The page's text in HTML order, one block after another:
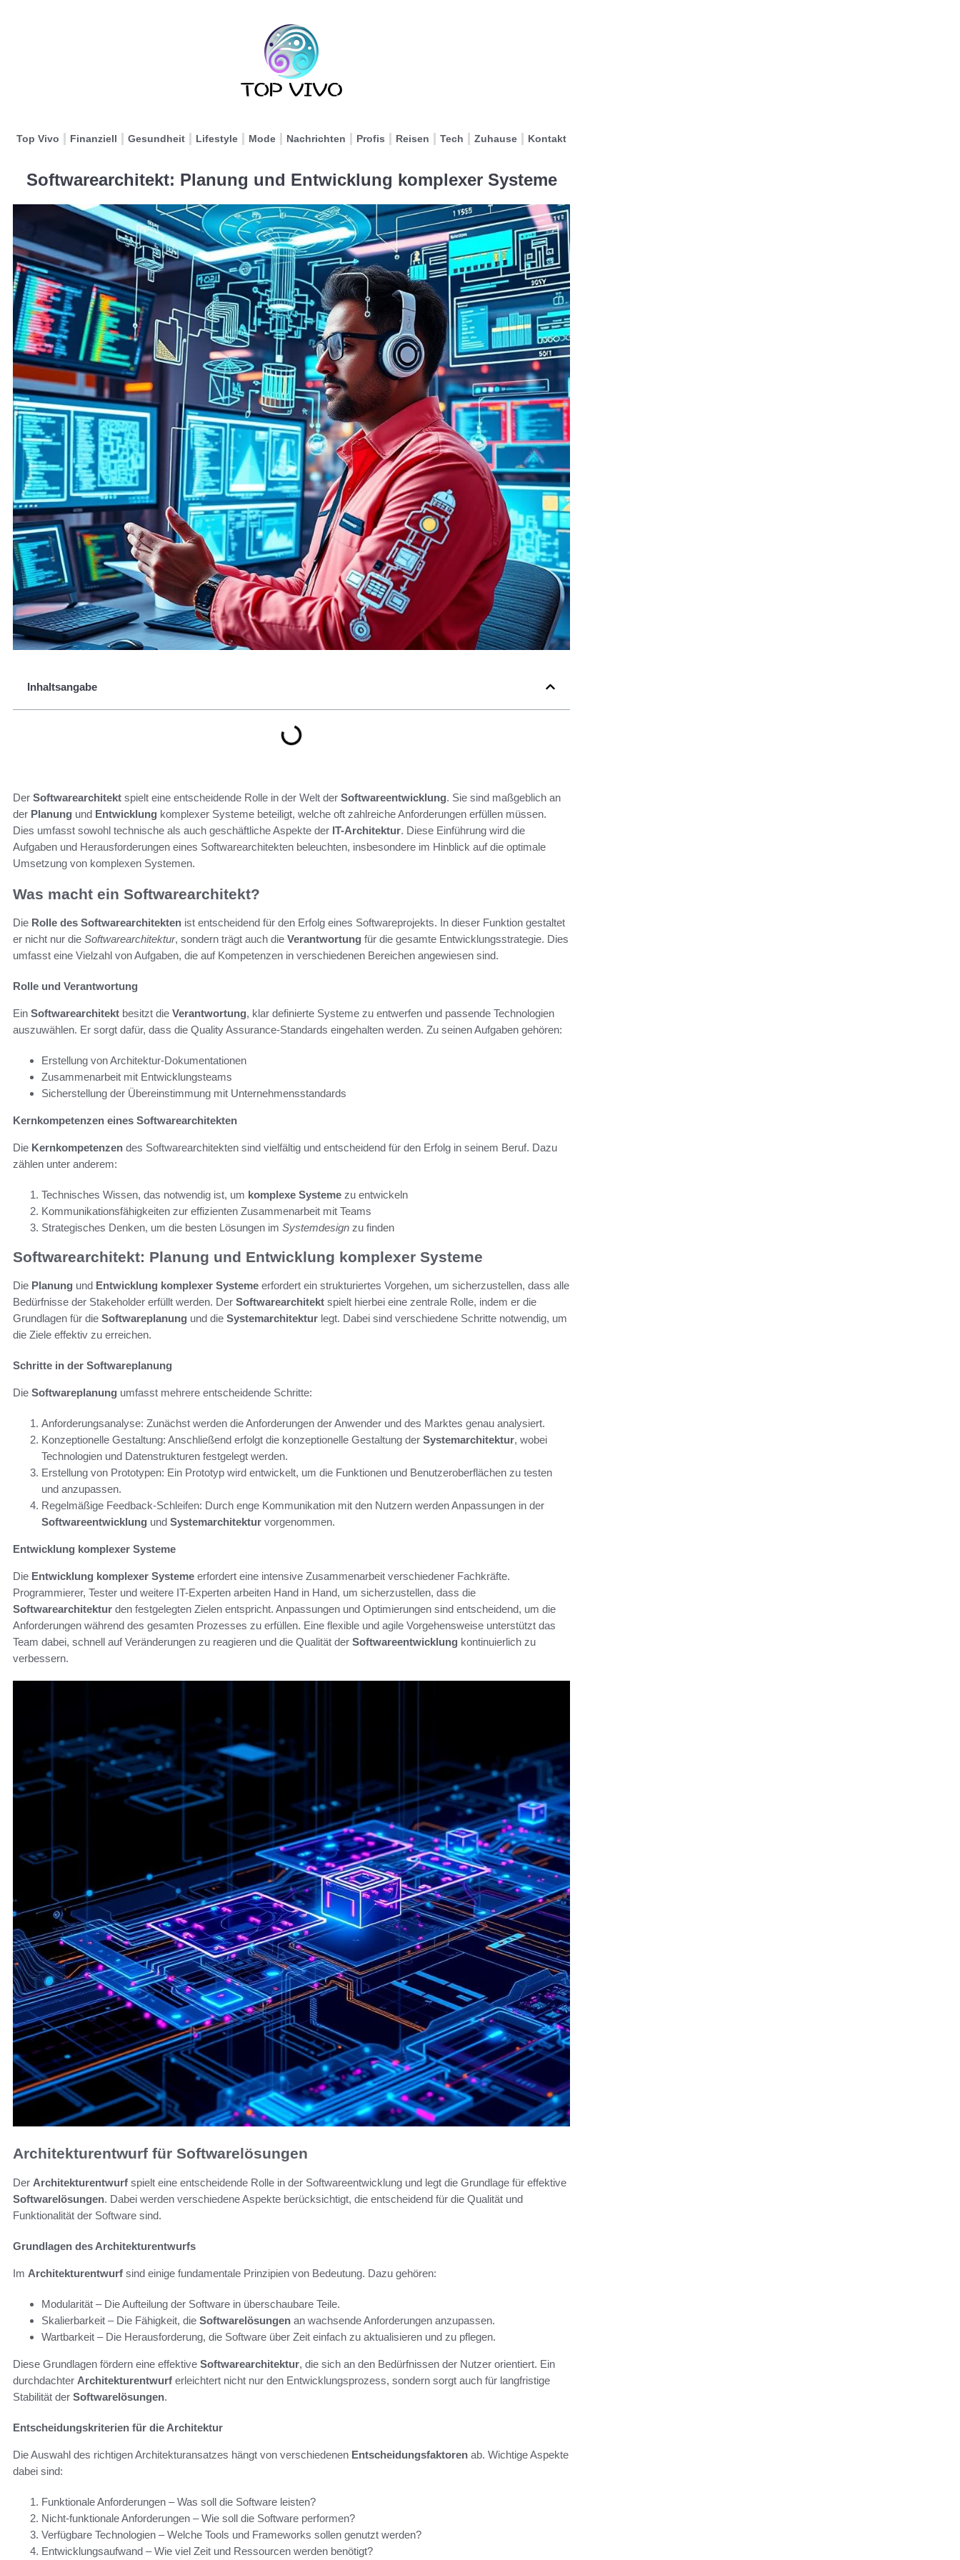
Top Vivo Finanziell Gesundheit Lifestyle Mode Nachrichten Profis Reisen Tech Zuhause Kontakt
Softwarearchitekt: Planung und Entwicklung komplexer Systeme
Inhaltsangabe
Der Softwarearchitekt spielt eine entscheidende Rolle in der Welt der Softwareentwicklung. Sie sind maßgeblich an
der Planung und Entwicklung komplexer Systeme beteiligt, welche oft zahlreiche Anforderungen erfüllen müssen.
Dies umfasst sowohl technische als auch geschäftliche Aspekte der IT-Architektur. Diese Einführung wird die
Aufgaben und Herausforderungen eines Softwarearchitekten beleuchten, insbesondere im Hinblick auf die optimale
Umsetzung von komplexen Systemen.
Was macht ein Softwarearchitekt?
Die Rolle des Softwarearchitekten ist entscheidend für den Erfolg eines Softwareprojekts. In dieser Funktion gestaltet
er nicht nur die Softwarearchitektur, sondern trägt auch die Verantwortung für die gesamte Entwicklungsstrategie. Dies
umfasst eine Vielzahl von Aufgaben, die auf Kompetenzen in verschiedenen Bereichen angewiesen sind.
Rolle und Verantwortung
Ein Softwarearchitekt besitzt die Verantwortung, klar definierte Systeme zu entwerfen und passende Technologien
auszuwählen. Er sorgt dafür, dass die Quality Assurance-Standards eingehalten werden. Zu seinen Aufgaben gehören:
Erstellung von Architektur-Dokumentationen
Zusammenarbeit mit Entwicklungsteams
Sicherstellung der Übereinstimmung mit Unternehmensstandards
Kernkompetenzen eines Softwarearchitekten
Die Kernkompetenzen des Softwarearchitekten sind vielfältig und entscheidend für den Erfolg in seinem Beruf. Dazu
zählen unter anderem:
Technisches Wissen, das notwendig ist, um komplexe Systeme zu entwickeln
Kommunikationsfähigkeiten zur effizienten Zusammenarbeit mit Teams
Strategisches Denken, um die besten Lösungen im Systemdesign zu finden
Softwarearchitekt: Planung und Entwicklung komplexer Systeme
Die Planung und Entwicklung komplexer Systeme erfordert ein strukturiertes Vorgehen, um sicherzustellen, dass alle
Bedürfnisse der Stakeholder erfüllt werden. Der Softwarearchitekt spielt hierbei eine zentrale Rolle, indem er die
Grundlagen für die Softwareplanung und die Systemarchitektur legt. Dabei sind verschiedene Schritte notwendig, um
die Ziele effektiv zu erreichen.
Schritte in der Softwareplanung
Die Softwareplanung umfasst mehrere entscheidende Schritte:
Anforderungsanalyse: Zunächst werden die Anforderungen der Anwender und des Marktes genau analysiert.
Konzeptionelle Gestaltung: Anschließend erfolgt die konzeptionelle Gestaltung der Systemarchitektur, wobei
Technologien und Datenstrukturen festgelegt werden.
Erstellung von Prototypen: Ein Prototyp wird entwickelt, um die Funktionen und Benutzeroberflächen zu testen
und anzupassen.
Regelmäßige Feedback-Schleifen: Durch enge Kommunikation mit den Nutzern werden Anpassungen in der
Softwareentwicklung und Systemarchitektur vorgenommen.
Entwicklung komplexer Systeme
Die Entwicklung komplexer Systeme erfordert eine intensive Zusammenarbeit verschiedener Fachkräfte.
Programmierer, Tester und weitere IT-Experten arbeiten Hand in Hand, um sicherzustellen, dass die
Softwarearchitektur den festgelegten Zielen entspricht. Anpassungen und Optimierungen sind entscheidend, um die
Anforderungen während des gesamten Prozesses zu erfüllen. Eine flexible und agile Vorgehensweise unterstützt das
Team dabei, schnell auf Veränderungen zu reagieren und die Qualität der Softwareentwicklung kontinuierlich zu
verbessern.
Architekturentwurf für Softwarelösungen
Der Architekturentwurf spielt eine entscheidende Rolle in der Softwareentwicklung und legt die Grundlage für effektive
Softwarelösungen. Dabei werden verschiedene Aspekte berücksichtigt, die entscheidend für die Qualität und
Funktionalität der Software sind.
Grundlagen des Architekturentwurfs
Im Architekturentwurf sind einige fundamentale Prinzipien von Bedeutung. Dazu gehören:
Modularität – Die Aufteilung der Software in überschaubare Teile.
Skalierbarkeit – Die Fähigkeit, die Softwarelösungen an wachsende Anforderungen anzupassen.
Wartbarkeit – Die Herausforderung, die Software über Zeit einfach zu aktualisieren und zu pflegen.
Diese Grundlagen fördern eine effektive Softwarearchitektur, die sich an den Bedürfnissen der Nutzer orientiert. Ein
durchdachter Architekturentwurf erleichtert nicht nur den Entwicklungsprozess, sondern sorgt auch für langfristige
Stabilität der Softwarelösungen.
Entscheidungskriterien für die Architektur
Die Auswahl des richtigen Architekturansatzes hängt von verschiedenen Entscheidungsfaktoren ab. Wichtige Aspekte
dabei sind:
Funktionale Anforderungen – Was soll die Software leisten?
Nicht-funktionale Anforderungen – Wie soll die Software performen?
Verfügbare Technologien – Welche Tools und Frameworks sollen genutzt werden?
Entwicklungsaufwand – Wie viel Zeit und Ressourcen werden benötigt?